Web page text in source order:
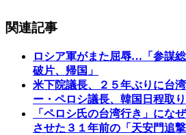
関連記事
ロシア軍がまた屈辱…「参謀
破片、帰国」
米下院議長、２５年ぶりに台
ー・ペロシ議長、韓国日程取り
「ペロシ氏の台湾行き」にな
させた３１年前の「天安門追撃